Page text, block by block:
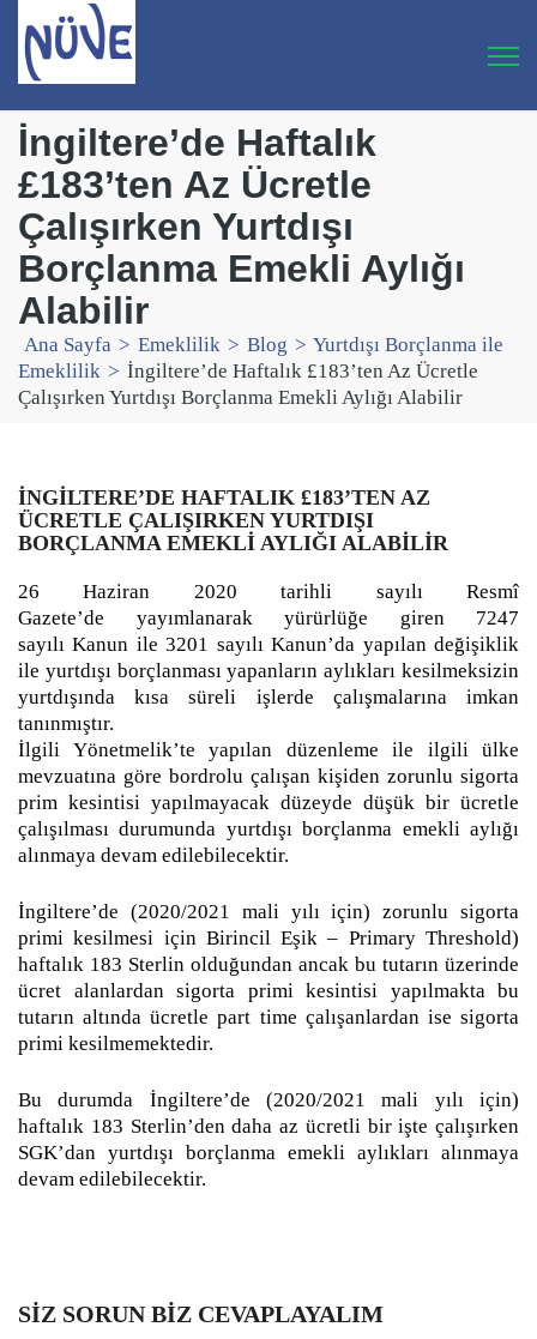
İngiltere’de Haftalık
£183’ten Az Ücretle
Çalışırken Yurtdışı
Borçlanma Emekli Aylığı
Alabilir
Ana Sayfa > Emeklilik > Blog > Yurtdışı Borçlanma ile
Emeklilik > İngiltere’de Haftalık £183’ten Az Ücretle
Çalışırken Yurtdışı Borçlanma Emekli Aylığı Alabilir
İNGILTERE’DE HAFTALIK £183’TEN AZ
ÜCRETLE ÇALIŞIRKEN YURTDIŞI
BORÇLANMA EMEKLI AYLIĞI ALABILIR
26 Haziran 2020 tarihli sayılı Resmî
Gazete’de yayımlanarak yürürlüğe giren 7247
sayılı Kanun ile 3201 sayılı Kanun’da yapılan değişiklik
ile yurtdışı borçlanması yapanların aylıkları kesilmeksizin
yurtdışında kısa süreli işlerde çalışmalarına imkan
tanınmıştır.
İlgili Yönetmelik’te yapılan düzenleme ile ilgili ülke
mevzuatına göre bordrolu çalışan kişiden zorunlu sigorta
prim kesintisi yapılmayacak düzeyde düşük bir ücretle
çalışılması durumunda yurtdışı borçlanma emekli aylığı
alınmaya devam edilebilecektir.
İngiltere’de (2020/2021 mali yılı için) zorunlu sigorta
primi kesilmesi için Birincil Eşik – Primary Threshold)
haftalık 183 Sterlin olduğundan ancak bu tutarın üzerinde
ücret alanlardan sigorta primi kesintisi yapılmakta bu
tutarın altında ücretle part time çalışanlardan ise sigorta
primi kesilmemektedir.
Bu durumda İngiltere’de (2020/2021 mali yılı için)
haftalık 183 Sterlin’den daha az ücretli bir işte çalışırken
SGK’dan yurtdışı borçlanma emekli aylıkları alınmaya
devam edilebilecektir.
SIZ SORUN BIZ CEVAPLAYALIM